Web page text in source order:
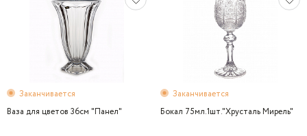
Заканчивается
Ваза для цветов 36cм "Панел"
Заканчивается
Бокал 75мл.1шт."Хрусталь Мирель"